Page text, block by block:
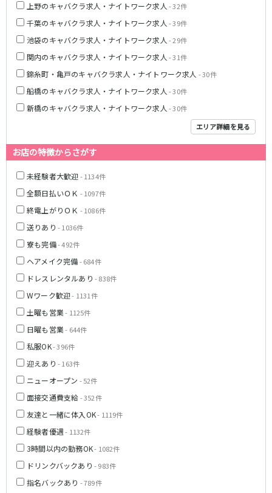
上野のキャバクラ求人・ナイトワーク求人 - 32件
千葉のキャバクラ求人・ナイトワーク求人 - 39件
池袋のキャバクラ求人・ナイトワーク求人 - 29件
関内のキャバクラ求人・ナイトワーク求人 - 31件
錦糸町・亀戸のキャバクラ求人・ナイトワーク求人 - 30件
船橋のキャバクラ求人・ナイトワーク求人 - 30件
新橋のキャバクラ求人・ナイトワーク求人 - 30件
エリア詳細を見る
お店の特徴からさがす
未経験者大歓迎- 1134件
全額日払いＯＫ - 1097件
終電上がりＯＫ - 1086件
送りあり - 1036件
寮も完備- 492件
ヘアメイク完備- 684件
ドレスレンタルあり - 838件
Wワーク歓迎- 1131件
土曜も営業- 1125件
日曜も営業- 644件
私服OK- 396件
迎えあり - 163件
ニューオープン - 52件
面接交通費支給- 352件
友達と一緒に体入OK- 1119件
経験者優遇- 1132件
3時間以内の勤務OK- 1082件
ドリンクバックあり - 983件
指名バックあり - 789件
南越谷
草加
川越
所沢
熊谷
川口
浦和・北浦和
久喜
春日部
南浦和
坂戸・東松山
千葉県
柏
市原・木更津・君津
成田・四街道・香取
八千代台・勝田台
栃木県
宇都宮
茨城県
土浦
つくば
茨城県南
群馬県
館林
桐生
JR山手線
上野駅
新宿駅
秋葉原駅
神田駅
五反田駅
恵比寿駅
駒込駅
高田馬場駅
目白駅
東京メトロ丸ノ内線
池袋駅
新宿駅
荻窪駅
新高円寺駅
淡路町駅
四谷三丁目駅
新橋駅
上野駅
秋葉原駅
桜木町駅
蕨駅